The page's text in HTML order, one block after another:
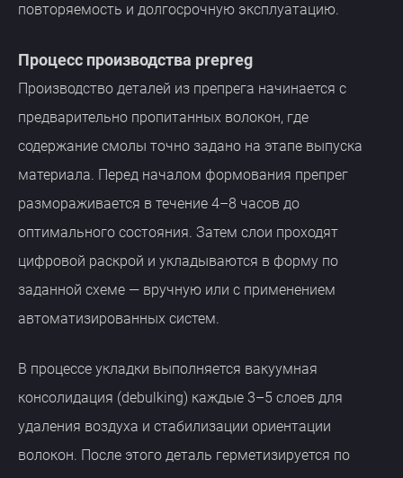
повторяемость и долгосрочную эксплуатацию.
Процесс производства prepreg
Производство деталей из препрега начинается с
предварительно пропитанных волокон, где
содержание смолы точно задано на этапе выпуска
материала. Перед началом формования препрег
размораживается в течение 4–8 часов до
оптимального состояния. Затем слои проходят
цифровой раскрой и укладываются в форму по
заданной схеме — вручную или с применением
автоматизированных систем.
В процессе укладки выполняется вакуумная
консолидация (debulking) каждые 3–5 слоев для
удаления воздуха и стабилизации ориентации
волокон. После этого деталь герметизируется по